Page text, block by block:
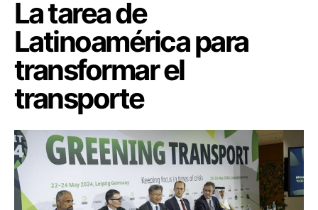
La tarea de
Latinoamérica para
transformar el
transporte